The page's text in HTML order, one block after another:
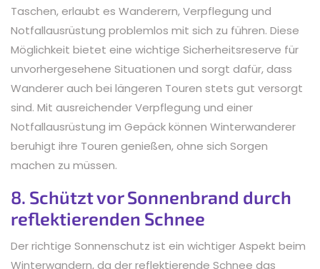
Taschen, erlaubt es Wanderern, Verpflegung und
Notfallausrüstung problemlos mit sich zu führen. Diese
Möglichkeit bietet eine wichtige Sicherheitsreserve für
unvorhergesehene Situationen und sorgt dafür, dass
Wanderer auch bei längeren Touren stets gut versorgt
sind. Mit ausreichender Verpflegung und einer
Notfallausrüstung im Gepäck können Winterwanderer
beruhigt ihre Touren genießen, ohne sich Sorgen
machen zu müssen.
8. Schützt vor Sonnenbrand durch
reflektierenden Schnee
Der richtige Sonnenschutz ist ein wichtiger Aspekt beim
Winterwandern, da der reflektierende Schnee das